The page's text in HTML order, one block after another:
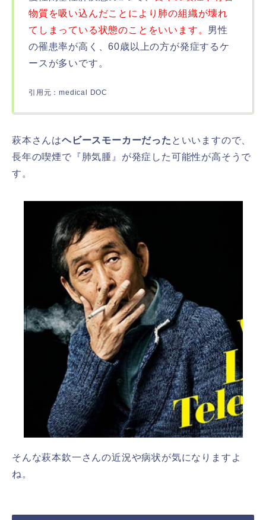
物質を吸い込んだことにより肺の組織が壊れ
てしまっている状態のことをいいます。 男性
の罹患率が高く、60歳以上の方が発症するケ
ースが多いです。
引用元：medical DOC
萩本さんはヘビースモーカーだった といいますので、
長年の喫煙で『肺気腫』が発症した可能性が高そうで
す。
そんな萩本欽一さんの近況や病状が気になりますよ
ね。